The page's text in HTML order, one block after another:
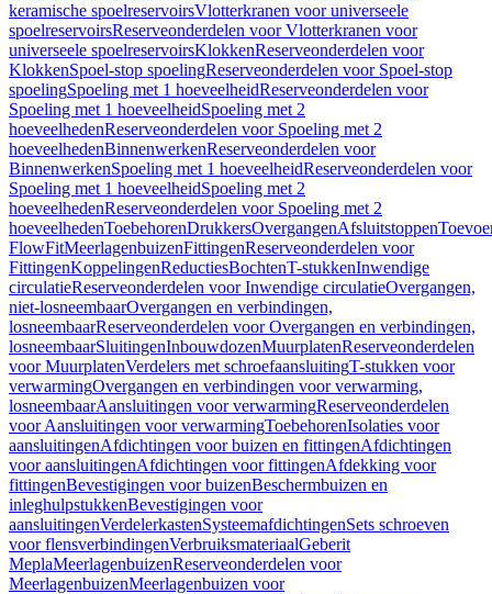
keramische spoelreservoirsVlotterkranen voor universeele
spoelreservoirsReserveonderdelen voor Vlotterkranen voor
universeele spoelreservoirsKlokkenReserveonderdelen voor
KlokkenSpoel-stop spoelingReserveonderdelen voor Spoel-stop
spoelingSpoeling met 1 hoeveelheidReserveonderdelen voor
Spoeling met 1 hoeveelheidSpoeling met 2
hoeveelhedenReserveonderdelen voor Spoeling met 2
hoeveelhedenBinnenwerkenReserveonderdelen voor
BinnenwerkenSpoeling met 1 hoeveelheidReserveonderdelen voor
Spoeling met 1 hoeveelheidSpoeling met 2
hoeveelhedenReserveonderdelen voor Spoeling met 2
hoeveelhedenToebehorenDrukkersOvergangenAfsluitstoppen
FlowFitMeerlagenbuizenFittingenReserveonderdelen voor
FittingenKoppelingenReductiesBochtenT-stukkenInwendige
circulatieReserveonderdelen voor Inwendige circulatieOvergangen,
niet-losneembaarOvergangen en verbindingen,
losneembaarReserveonderdelen voor Overgangen en verbindingen,
losneembaarSluitingenInbouwdozenMuurplatenReserveonderdelen
voor MuurplatenVerdelers met schroefaansluitingT-stukken voor
verwarmingOvergangen en verbindingen voor verwarming,
losneembaarAansluitingen voor verwarmingReserveonderdelen
voor Aansluitingen voor verwarmingToebehorenIsolaties voor
aansluitingenAfdichtingen voor buizen en fittingenAfdichtingen
voor aansluitingenAfdichtingen voor fittingenAfdekking voor
fittingenBevestigingen voor buizenBeschermbuizen en
inleghulpstukkenBevestigingen voor
aansluitingenVerdelerkastenSysteemafdichtingenSets schroeven
voor flensverbindingenVerbruiksmateriaalGeberit
MeplaMeerlagenbuizenReserveonderdelen voor
MeerlagenbuizenMeerlagenbuizen voor